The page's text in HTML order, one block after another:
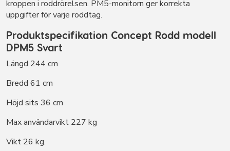
kroppen i roddrörelsen. PM5-monitorn ger korrekta
uppgifter för varje roddtag.
Produktspecifikation Concept Rodd modell
DPM5 Svart
Längd 244 cm
Bredd 61 cm
Höjd sits 36 cm
Max användarvikt 227 kg
Vikt 26 kg.